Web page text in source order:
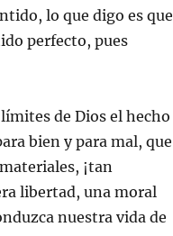
lo que digo es que
perfecto, pues
de Dios el hecho
bien y para mal, que
¡tan
libertad, una moral
nuestra vida de